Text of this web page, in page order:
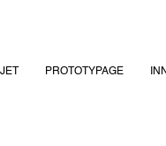
PROTOTYPAGE